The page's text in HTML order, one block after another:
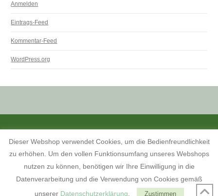
Anmelden
Eintrags-Feed
Kommentar-Feed
WordPress.org
KONTAKT, ÖFFNUNGSZEITEN UND ANFAHRTSBESCHREIBUNG
DATENSCHUTZERKLÄRUNG
IMPRESSUM
FACEBOOK
Dieser Webshop verwendet Cookies, um die Bedienfreundlichkeit
zu erhöhen. Um den vollen Funktionsumfang unseres Webshops
nutzen zu können, benötigen wir Ihre Einwilligung in die
Datenverarbeitung und die Verwendung von Cookies gemäß
unserer Datenschutzerklärung Zustimmen